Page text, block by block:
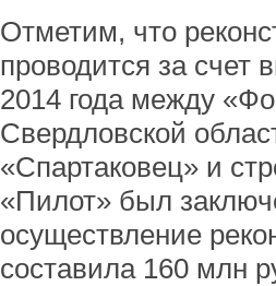
Отметим, что
проводится за счет
2014 года между
Свердловской
«Спартаковец» и
«Пилот» был
осуществление
составила 160 млн